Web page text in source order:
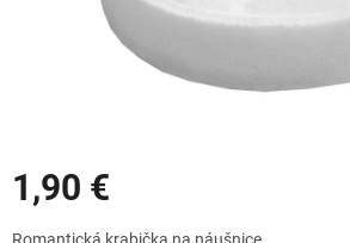
1,90 €
Romantická krabička na náušnice.